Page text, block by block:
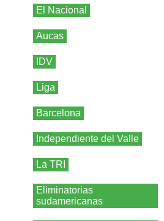
El Nacional
Aucas
IDV
Liga
Barcelona
Independiente del Valle
La TRI
Eliminatorias
sudamericanas